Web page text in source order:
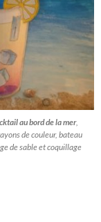
au bord de la mer,
de couleur, bateau
de sable et coquillage